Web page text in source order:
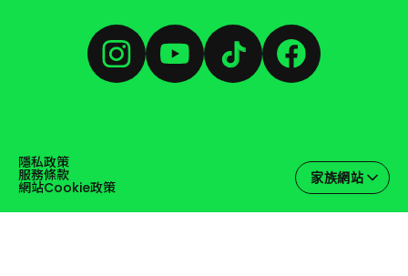
隱私政策
服務條款
網站Cookie政策
家族網站